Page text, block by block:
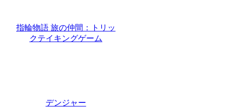
指輪物語 旅の仲間：トリッ
クテイキングゲーム
デンジャー